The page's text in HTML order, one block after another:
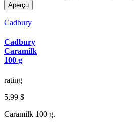
Aperçu
Cadbury
Cadbury
Caramilk
100 g
rating
5,99 $
Caramilk 100 g.